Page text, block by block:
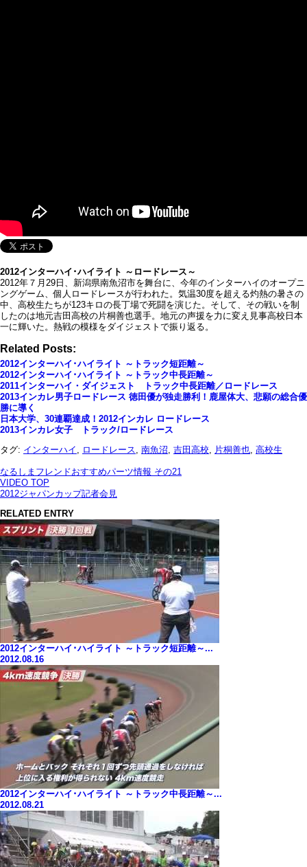
2012インターハイ･ハイライト ～ロードレース～
2012年７月29日、新潟県南魚沼市を舞台に、今年のインターハイのオープニ
ングゲーム、個人ロードレースが行われた。気温30度を超える灼熱の暑さの
中、高校生たちが123キロの長丁場で死闘を演じた。そして、その戦いを制
したのは地元吉田高校の片桐善也選手。地元の声援を力に変え見事高校日本
一に輝いた。熱戦の模様をダイジェストで振り返る。
Related Posts:
2012インターハイ･ハイライト ～トラック短距離～
2012インターハイ･ハイライト ～トラック中長距離～
2011インターハイ・ダイジェスト トラック中長距離／ロードレース
2013インカレ男子ロードレース 徳田優が独走勝利！鹿屋体大、悲願の総合優
勝に導く
日本大学、30連覇達成！2012インカレ ロードレース
2013インカレ女子 トラック/ロードレース
タグ: インターハイ , ロードレース, 南魚沼, 吉田高校, 片桐善也, 高校生
なるしまフレンドおすすめパーツ情報 その21
VIDEO TOP
2012ジャパンカップ記者会見
RELATED ENTRY
2012インターハイ･ハイライト ～トラック短距離～...
2012.08.16
2012インターハイ･ハイライト ～トラック中長距離～...
2012.08.21